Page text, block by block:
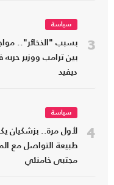
3
سياسة
بسبب "الذخائر"..
بين ترامب ووزير
ديفيد
4
سياسة
لأول مرة.. بزشكيان
طبيعة التواصل مع
مجتبى خامنئي